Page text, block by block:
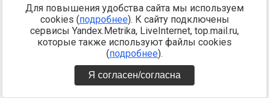
Для повышения удобства сайта мы используем
cookies (подробнее). К сайту подключены
сервисы Yandex.Metrika, LiveInternet, top.mail.ru,
которые также используют файлы cookies
(подробнее).
Я согласен/согласна